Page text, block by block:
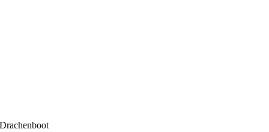
Drachenboot